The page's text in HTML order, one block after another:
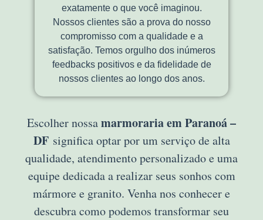
exatamente o que você imaginou.
Nossos clientes são a prova do nosso
compromisso com a qualidade e a
satisfação. Temos orgulho dos inúmeros
feedbacks positivos e da fidelidade de
nossos clientes ao longo dos anos.
Escolher nossamarmoraria em Paranoá –
DFsignifica optar por um serviço de alta
qualidade, atendimento personalizado e uma
equipe dedicada a realizar seus sonhos com
mármore e granito. Venha nos conhecer e
descubra como podemos transformar seu